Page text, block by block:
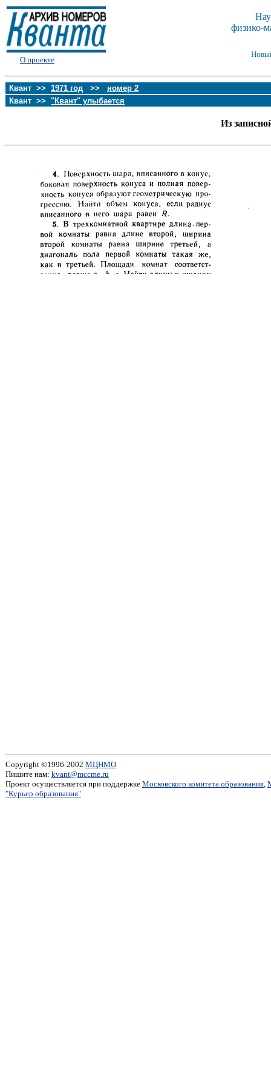
О проекте
физико-
Квант >> 1971 год >> номер 2
Квант >> "Квант" улыбается
Из
Copyright ©1996-2002 МЦНМО
Пишите нам: kvant@mccme.ru
Проект осуществляется при поддержке Московского комитета образования,
"Курьер образования"